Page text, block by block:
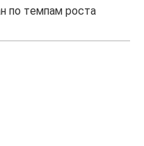
по темпам роста